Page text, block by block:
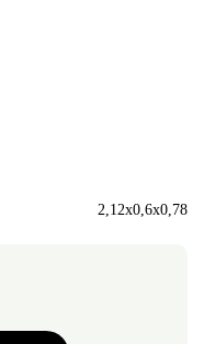
2,12х0,6х0,78